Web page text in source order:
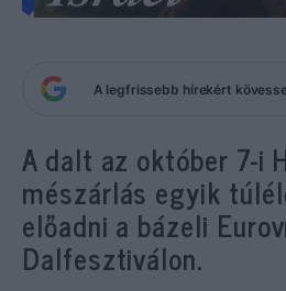
A legfrissebb hírekért
A dalt az október 7-i
mészárlás egyik
előadni a bázeli
Dalfesztiválon.